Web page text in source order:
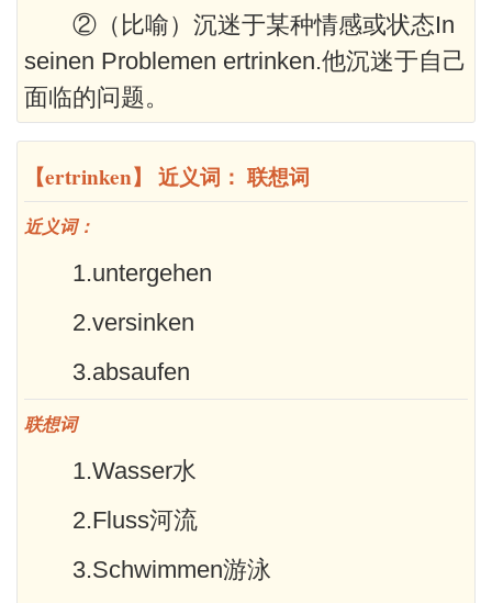
②（比喻）沉迷于某种情感或状态In
seinen Problemen ertrinken.他沉迷于自己
面临的问题。
【ertrinken】 近义词： 联想词
近义词：
1.untergehen
2.versinken
3.absaufen
联想词
1.Wasser水
2.Fluss河流
3.Schwimmen游泳